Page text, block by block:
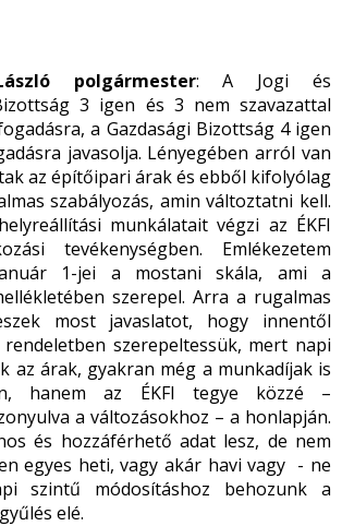
polgármester: A Jogi és
3 igen és 3 nem szavazattal
a Gazdasági Bizottság 4 igen
javasolja. Lényegében arról van
az építőipari árak és ebből kifolyólag
szabályozás, amin változtatni kell.
munkálatait végzi az ÉKFI
tevékenységben. Emlékezetem
1-jei a mostani skála, ami a
szerepel. Arra a rugalmas
most javaslatot, hogy innentől
szerepeltessük, mert napi
az árak, gyakran még a munkadíjak is
hanem az ÉKFI tegye közzé –
a változásokhoz – a honlapján.
és hozzáférhető adat lesz, de nem
egyes heti, vagy akár havi vagy - ne
szintű módosításhoz behozunk a
elé.